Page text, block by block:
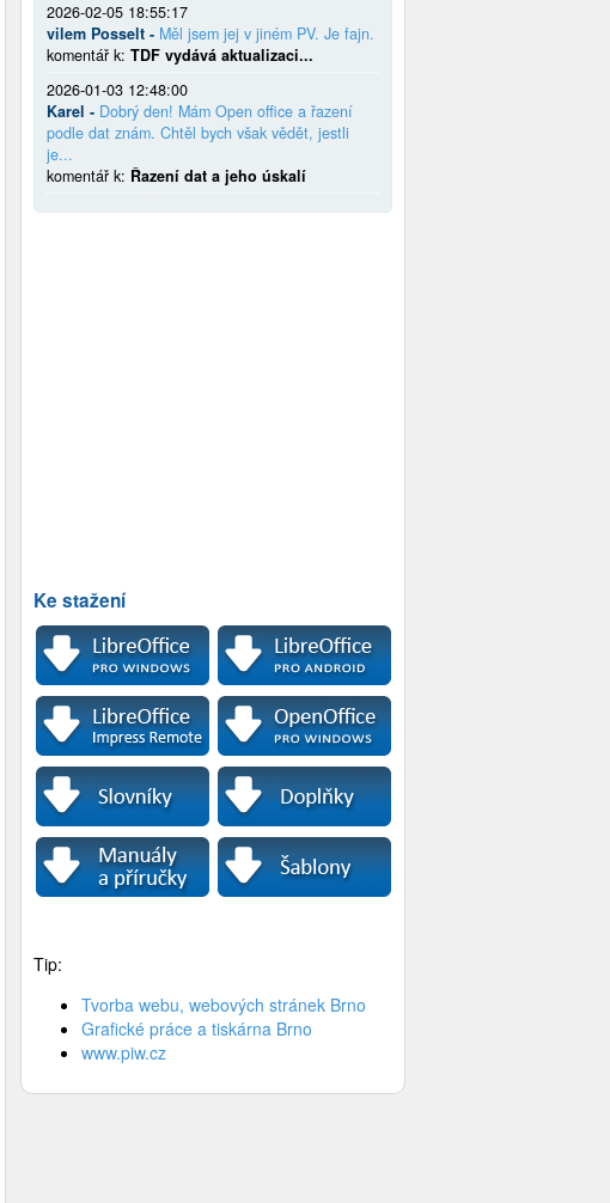
2026-02-05 18:55:17
vilem Posselt - Měl jsem jej v jiném PV. Je fajn.
komentář k: TDF vydává aktualizaci...
2026-01-03 12:48:00
Karel - Dobrý den! Mám Open office a řazení
podle dat znám. Chtěl bych však vědět, jestli
je...
komentář k: Řazení dat a jeho úskalí
Ke stažení
Tip:
Tvorba webu, webových stránek Brno
Grafické práce a tiskárna Brno
www.piw.cz